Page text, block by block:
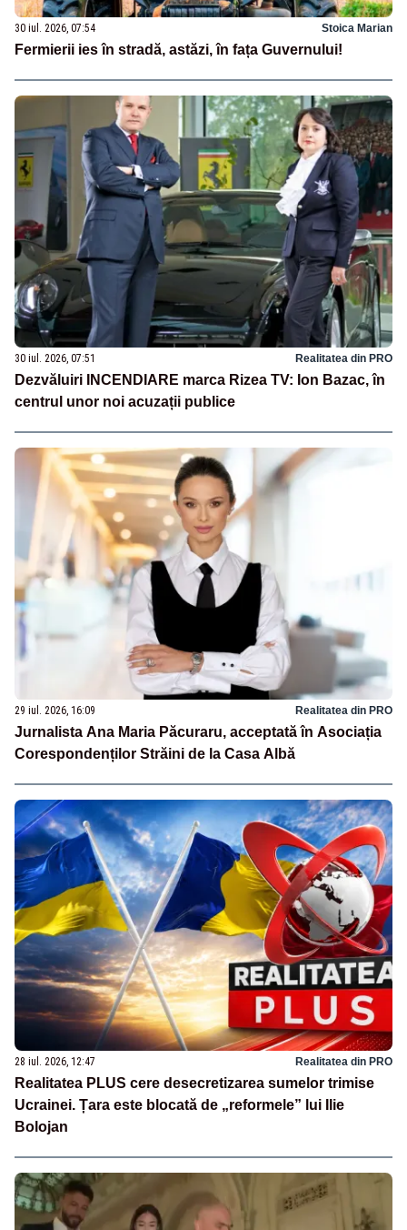
30 iul. 2026, 07:54 Stoica Marian
Fermierii ies în stradă, astăzi, în fața Guvernului!
30 iul. 2026, 07:51 Realitatea din PRO
Dezvăluiri INCENDIARE marca Rizea TV: Ion Bazac, în
centrul unor noi acuzații publice
29 iul. 2026, 16:09 Realitatea din PRO
Jurnalista Ana Maria Păcuraru, acceptată în Asociația
Corespondenților Străini de la Casa Albă
28 iul. 2026, 12:47 Realitatea din PRO
Realitatea PLUS cere desecretizarea sumelor trimise
Ucrainei. Țara este blocată de „reformele” lui Ilie
Bolojan